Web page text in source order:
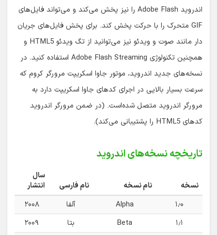
اندروید Adobe Flash را نیز پخش می‌کند و می‌تواند فایل‌های
GIF متحرک را با حرکت پخش کند. برای پخش فایل‌های جریان
دار مانند صوت و ویدئو نیز می‌توانید از تگ ویدئو HTML5 و
همچنین تکنولوژی Adobe Flash Streaming استفاده کنید. در
نسخه‌های جدید اندروید، موتور جاوا اسکریپت مرورگر کروم که
سرعت بسیار بالایی در اجرای کدهای جاوا اسکریپت دارد به
مرورگر اندروید متصل شده‌است. (در ضمن مرورگر اندروید
کدهای HTML5 را پشتیبانی می‌کند).
تاریخچه نسخه‌های اندروید
نسخه نام نسخه نام فارسی
سال
انتشار
۱٫۰
Alpha آلفا
۲۰۰۸
۱٫۱
Beta بتا
۲۰۰۹